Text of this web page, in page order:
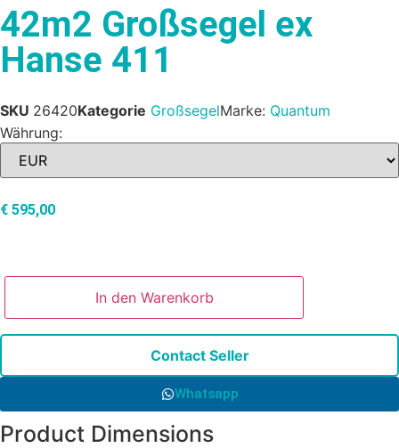
42m2 Großsegel ex
Hanse 411
SKU 26420Kategorie GroßsegelMarke: Quantum
Währung:
€ 595,00
In den Warenkorb
Contact Seller
Whatsapp
Product Dimensions